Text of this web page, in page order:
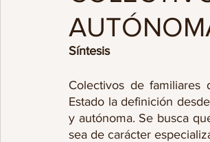
Síntesis
Colectivos de familiares
Estado la definición
y autónoma. Se busca
sea de carácter